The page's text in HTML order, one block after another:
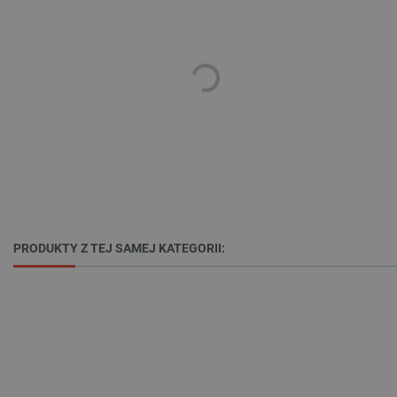
PRODUKTY Z TEJ SAMEJ KATEGORII:
PrestaShop-[abcdef0123456789]{32}